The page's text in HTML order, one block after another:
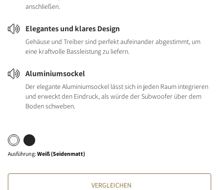
anschließen.
Elegantes und klares Design
Gehäuse und Treiber sind perfekt aufeinander abgestimmt, um
eine kraftvolle Bassleistung zu liefern.
Aluminiumsockel
Der elegante Aluminiumsockel lässt sich in jeden Raum integrieren
und erweckt den Eindruck, als würde der Subwoofer über dem
Boden schweben.
Ausführung: Weiß (Seidenmatt)
VERGLEICHEN